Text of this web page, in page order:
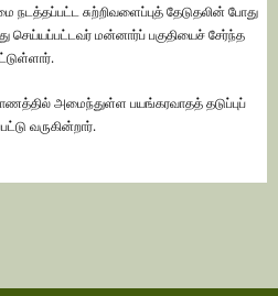
நடத்தப்பட்ட சுற்றிவளைப்புத் தேடுதலின் போது
செய்யப்பட்டவர் மன்னார்ப் பகுதியைச் சேர்ந்த
அமைந்துள்ள பயங்கரவாதத் தடுப்புப்
வருகின்றார்.